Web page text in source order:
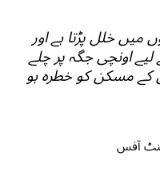
میں خلل پڑتا ہے اور
لیے اونچی جگہ پر چلے
کے مسکن کو خطرہ ہو
آفس